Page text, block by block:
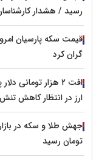
رسید / هشدار
قیمت سکه پارسیان
گران کرد
افت ۲ هزار تومانی
ارز در انتظار کاهش
تومان رسید